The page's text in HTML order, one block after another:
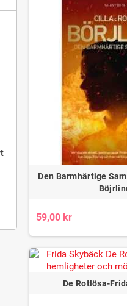
Bandi Leather iläggssula i
komfort och stötdämpning
99,00 kr
Hitta Din Nästa Läsning
Utforska vårt
för alla läsare, oavsett
Läsning har aldrig varit
och inspirerande titlar
helst. Oavsett om du
present eller för din
Den Barmhärtige
59,00 kr
De Rotlösa-